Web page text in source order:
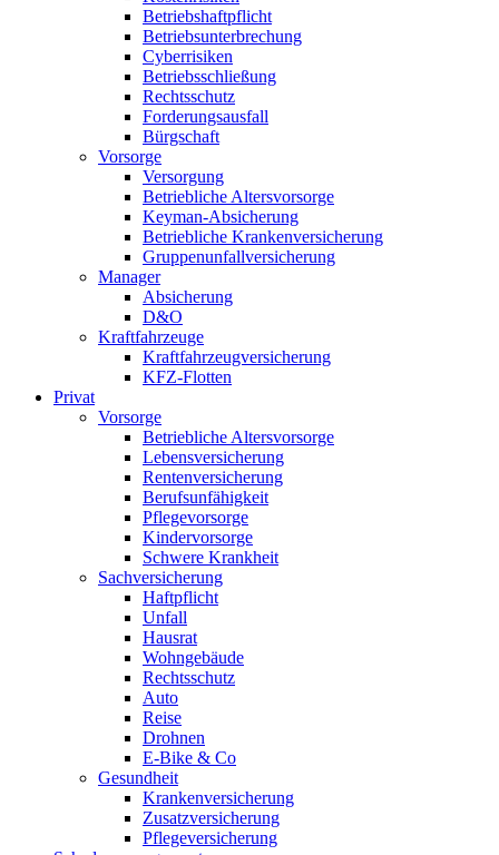
Betriebshaftpflicht
Betriebsunterbrechung
Cyberrisiken
Betriebsschließung
Rechtsschutz
Forderungsausfall
Bürgschaft
Vorsorge
Versorgung
Betriebliche Altersvorsorge
Keyman-Absicherung
Betriebliche Krankenversicherung
Gruppenunfallversicherung
Manager
Absicherung
D&O
Kraftfahrzeuge
Kraftfahrzeugversicherung
KFZ-Flotten
Privat
Vorsorge
Betriebliche Altersvorsorge
Lebensversicherung
Rentenversicherung
Berufsunfähigkeit
Pflegevorsorge
Kindervorsorge
Schwere Krankheit
Sachversicherung
Haftpflicht
Unfall
Hausrat
Wohngebäude
Rechtsschutz
Auto
Reise
Drohnen
E-Bike & Co
Gesundheit
Krankenversicherung
Zusatzversicherung
Pflegeversicherung